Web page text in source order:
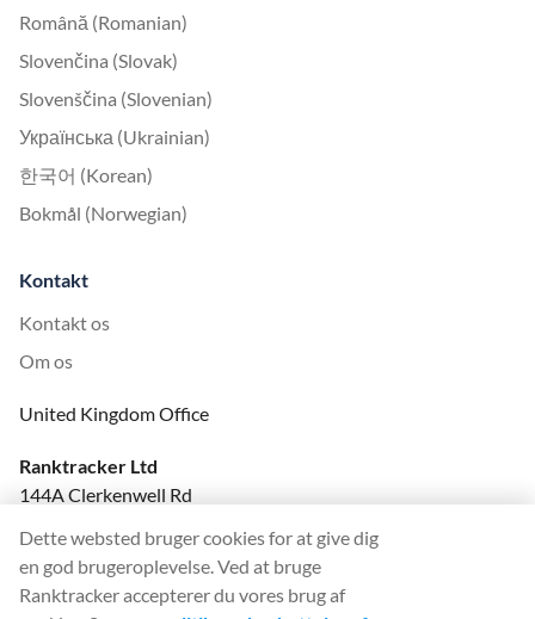
Română (Romanian)
Slovenčina (Slovak)
Slovenščina (Slovenian)
Українська (Ukrainian)
한국어 (Korean)
Bokmål (Norwegian)
Kontakt
Kontakt os
Om os
United Kingdom Office
Ranktracker Ltd
144A Clerkenwell Rd
Company No: 08820809
felix@ranktracker.com
Dette websted bruger cookies for at give dig
en god brugeroplevelse. Ved at bruge
Ranktracker accepterer du vores brug af